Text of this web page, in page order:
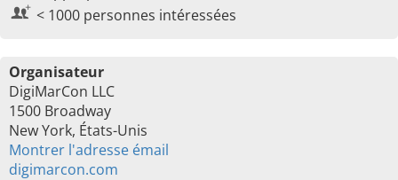
< 1000 personnes intéressées
Organisateur
DigiMarCon LLC
1500 Broadway
New York, États-Unis
Montrer l'adresse émail
digimarcon.com